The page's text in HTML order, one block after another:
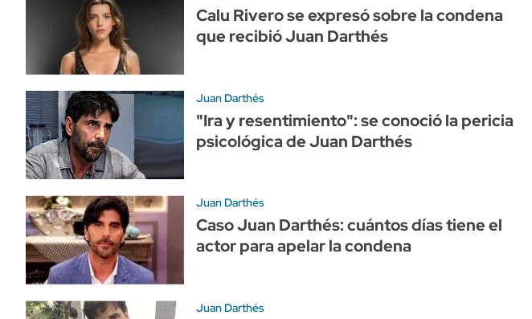
Calu Rivero se expresó sobre la condena
que recibió Juan Darthés
Juan Darthés
"Ira y resentimiento": se conoció la pericia
psicológica de Juan Darthés
Juan Darthés
Caso Juan Darthés: cuántos días tiene el
actor para apelar la condena
Juan Darthés